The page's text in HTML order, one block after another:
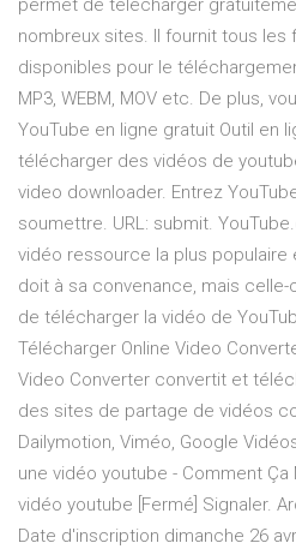
permet de télécharger
nombreux sites. Il fournit tous les
disponibles pour le téléchargement
MP3, WEBM, MOV etc. De plus,
YouTube en ligne gratuit Outil en
télécharger des vidéos de
video downloader. Entrez
soumettre. URL: submit.
vidéo ressource la plus
doit à sa convenance, mais
de télécharger la vidéo de
Télécharger Online Video
Video Converter convertit et
des sites de partage de vidéos
Dailymotion, Viméo, Google
une vidéo youtube - Comment
vidéo youtube [Fermé] Signaler.
Date d'inscription dimanche 26